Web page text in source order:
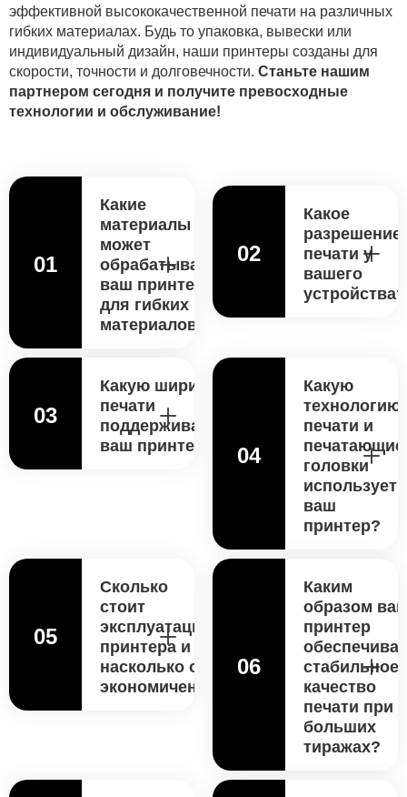
эффективной высококачественной печати на различных
гибких материалах. Будь то упаковка, вывески или
индивидуальный дизайн, наши принтеры созданы для
скорости, точности и долговечности. Станьте нашим
партнером сегодня и получите превосходные
технологии и обслуживание!
01
Какие
материалы
может
обрабатывать
ваш принтер
для гибких
материалов?
02
Какое
разрешение
печати у
вашего
устройства?
03
Какую ширину
печати
поддерживает
ваш принтер?
04
Какую
технологию
печати и
печатающие
головки
использует
ваш
принтер?
05
Сколько
стоит
эксплуатация
принтера и
насколько он
экономичен?
06
Каким
образом
принтер
стабильное
качество
печати при
больших
тиражах?